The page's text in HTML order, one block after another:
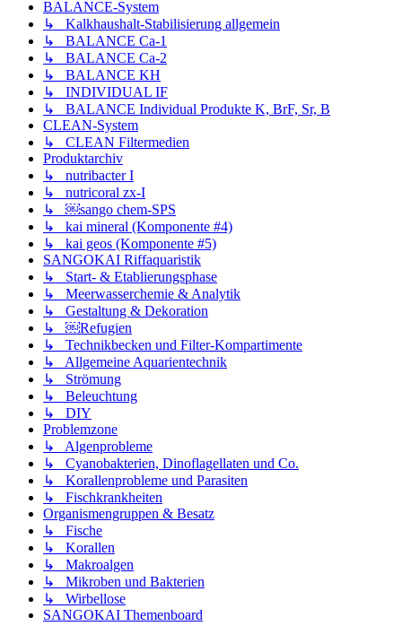
BALANCE-System
↳ Kalkhaushalt-Stabilisierung allgemein
↳ BALANCE Ca-1
↳ BALANCE Ca-2
↳ BALANCE KH
↳ INDIVIDUAL IF
↳ BALANCE Individual Produkte K, BrF, Sr, B
CLEAN-System
↳ CLEAN Filtermedien
Produktarchiv
↳ nutribacter I
↳ nutricoral zx-I
↳ ￼sango chem-SPS
↳ kai mineral (Komponente #4)
↳ kai geos (Komponente #5)
SANGOKAI Riffaquaristik
↳ Start- & Etablierungsphase
↳ Meerwasserchemie & Analytik
↳ Gestaltung & Dekoration
↳ ￼Refugien
↳ Technikbecken und Filter-Kompartimente
↳ Allgemeine Aquarientechnik
↳ Strömung
↳ Beleuchtung
↳ DIY
Problemzone
↳ Algenprobleme
↳ Cyanobakterien, Dinoflagellaten und Co.
↳ Korallenprobleme und Parasiten
↳ Fischkrankheiten
Organismengruppen & Besatz
↳ Fische
↳ Korallen
↳ Makroalgen
↳ Mikroben und Bakterien
↳ Wirbellose
SANGOKAI Themenboard